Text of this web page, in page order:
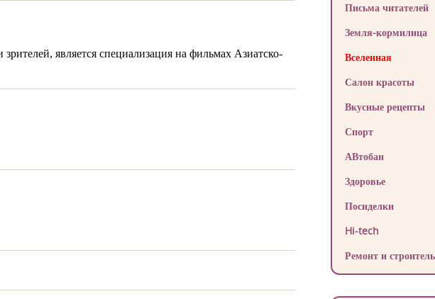
является специализация на фильмах Азиатско-
Письма читателей
Земля-кормилица
Вселенная
Салон красоты
Вкусные рецепты
Спорт
АВтобан
Здоровье
Посиделки
Hi-tech
Ремонт и